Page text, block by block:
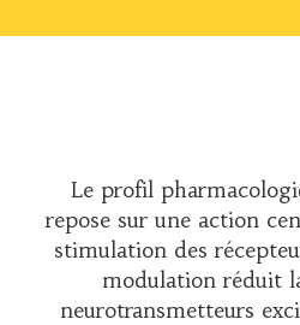
Le profil
repose sur une action
stimulation des
modulation réduit
neurotransmetteurs